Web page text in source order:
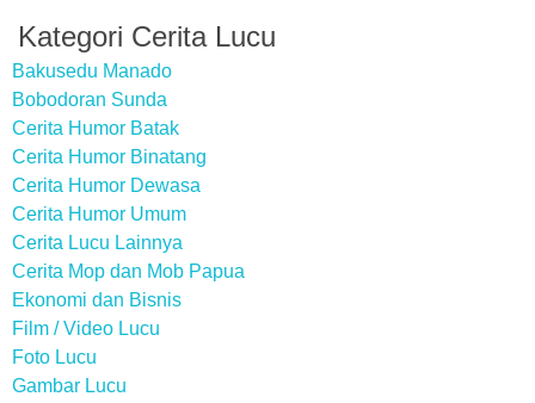
Kategori Cerita Lucu
Bakusedu Manado
Bobodoran Sunda
Cerita Humor Batak
Cerita Humor Binatang
Cerita Humor Dewasa
Cerita Humor Umum
Cerita Lucu Lainnya
Cerita Mop dan Mob Papua
Ekonomi dan Bisnis
Film / Video Lucu
Foto Lucu
Gambar Lucu